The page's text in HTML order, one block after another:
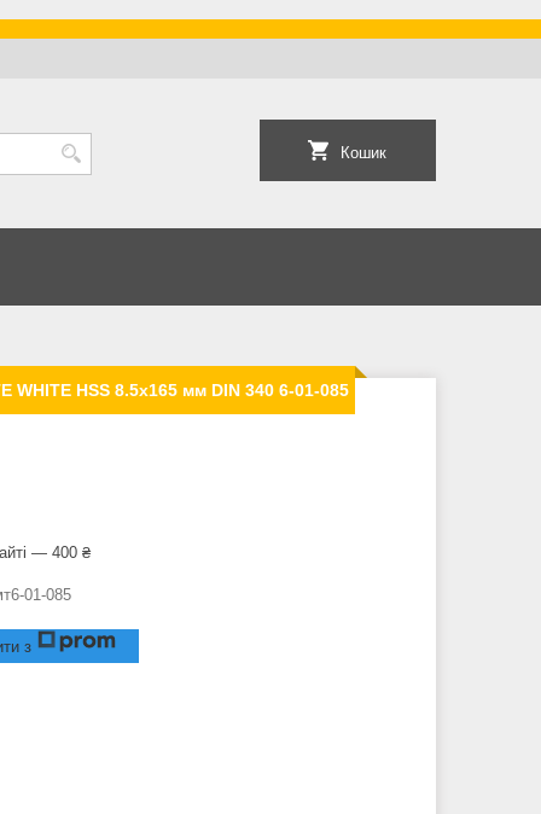
Кошик
WHITE HSS 8.5х165 мм DIN 340 6-01-085
— 400 ₴
01-085
з